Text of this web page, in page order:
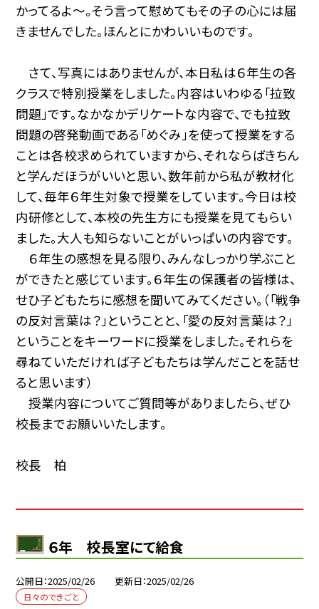
かってるよ〜。そう言って慰めてもその子の心には届
きませんでした。ほんとにかわいいものです。
さて、写真にはありませんが、本日私は６年生の各
クラスで特別授業をしました。内容はいわゆる「拉致
問題」です。なかなかデリケートな内容で、でも拉致
問題の啓発動画である「めぐみ」を使って授業をする
ことは各校求められていますから、それならばきちん
と学んだほうがいいと思い、数年前から私が教材化
して、毎年６年生対象で授業をしています。今日は校
内研修として、本校の先生方にも授業を見てもらい
ました。大人も知らないことがいっぱいの内容です。
６年生の感想を見る限り、みんなしっかり学ぶこと
ができたと感じています。６年生の保護者の皆様は、
せひ子どもたちに感想を聞いてみてください。（「戦争
の反対言葉は？」ということと、「愛の反対言葉は？」
ということをキーワードに授業をしました。それらを
尋ねていただければ子どもたちは学んだことを話せ
ると思います）
授業内容についてご質問等がありましたら、ぜひ
校長までお願いいたします。
校長 柏
６年 校長室にて給食
公開日 2025/02/26 更新日 2025/02/26
日々のできごと